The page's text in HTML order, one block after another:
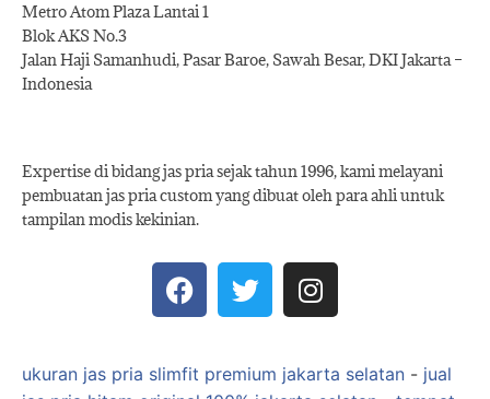
Metro Atom Plaza Lantai 1
Blok AKS No.3
Jalan Haji Samanhudi, Pasar Baroe, Sawah Besar, DKI Jakarta –
Indonesia
Expertise di bidang jas pria sejak tahun 1996, kami melayani
pembuatan jas pria custom yang dibuat oleh para ahli untuk
tampilan modis kekinian.
ukuran jas pria slimfit premium jakarta selatan - jual